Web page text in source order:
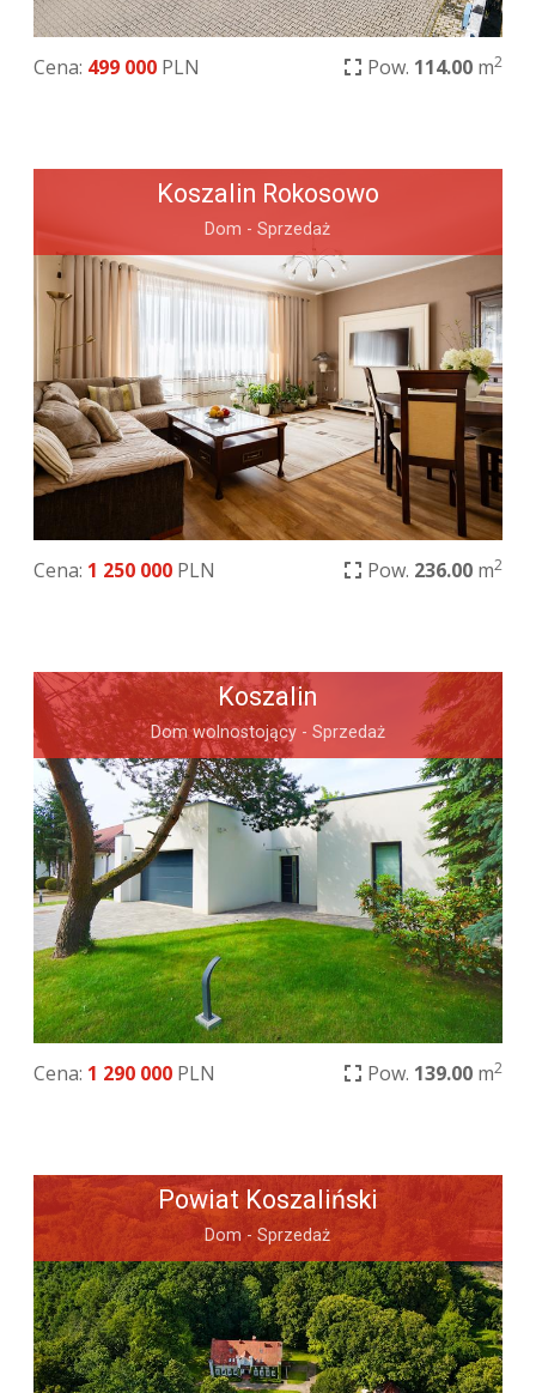
Cena: 499 000 PLN Pow. 114.00 m2
Koszalin Rokosowo
Dom - Sprzedaż
Cena: 1 250 000 PLN Pow. 236.00 m2
Koszalin
Dom wolnostojący - Sprzedaż
Cena: 1 290 000 PLN Pow. 139.00 m2
Powiat Koszaliński
Dom - Sprzedaż